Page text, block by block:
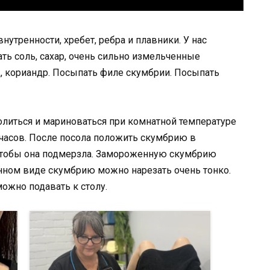
хребет, ребра и плавники. У нас
соль, сахар, очень сильно измельченные
Посыпать филе скумбрии. Посыпать
и мариноваться при комнатной температуре
После посола положить скумбрию в
она подмерзла. Замороженную скумбрию
виде скумбрию можно нарезать очень тонко.
подавать к столу.